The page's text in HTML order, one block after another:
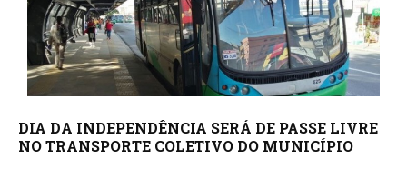
DIA DA INDEPENDÊNCIA SERÁ DE PASSE LIVRE
NO TRANSPORTE COLETIVO DO MUNICÍPIO